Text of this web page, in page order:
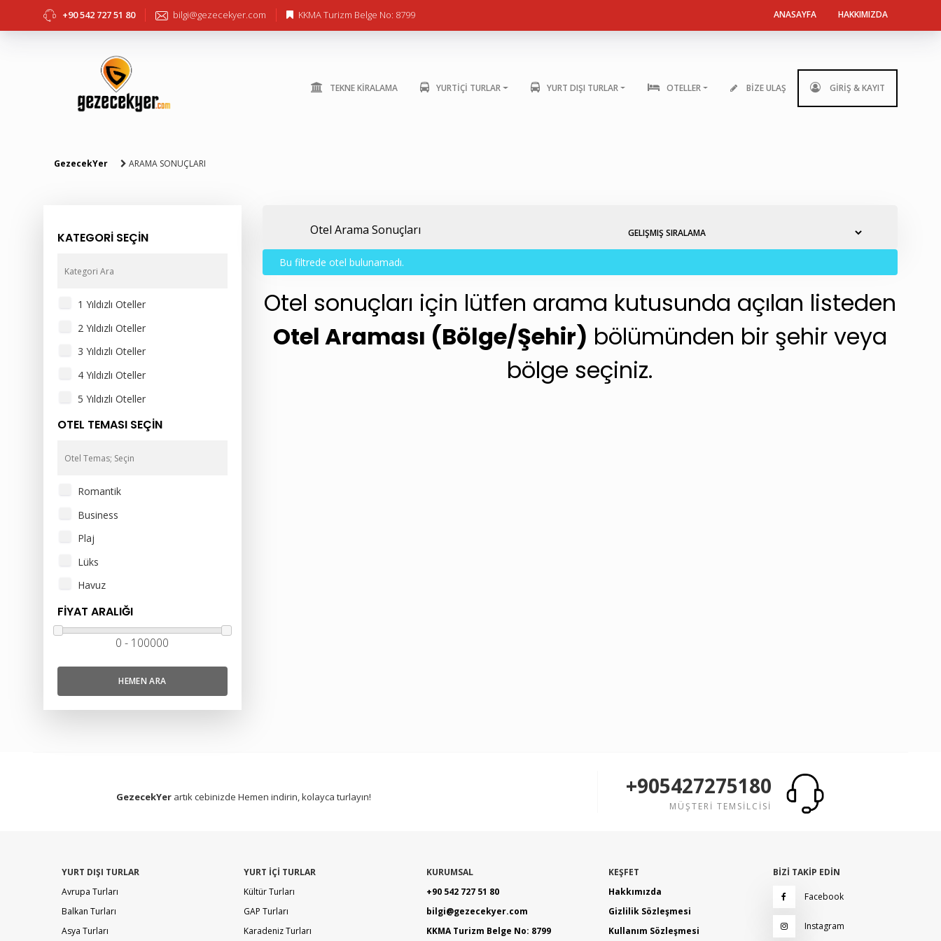
+90 542 727 51 80 bilgi@gezecekyer.com KKMA Turizm Belge No: 8799 ANASAYFA HAKKIMIZDA
TEKNE KİRALAMA YURTİÇİ TURLAR YURT DIŞI TURLAR OTELLER BİZE ULAŞ GİRİŞ & KAYIT
GezecekYer ARAMA SONUÇLARI
KATEGORİ SEÇİN
1 Yıldızlı Oteller
2 Yıldızlı Oteller
3 Yıldızlı Oteller
4 Yıldızlı Oteller
5 Yıldızlı Oteller
OTEL TEMASI SEÇİN
Romantik
Business
Plaj
Lüks
Havuz
FİYAT ARALIĞI
0 - 100000
HEMEN ARA
Otel Arama Sonuçları
Bu filtrede otel bulunamadı.
Otel sonuçları için lütfen arama kutusunda açılan listeden
Otel Araması (Bölge/Şehir) bölümünden bir şehir veya
bölge seçiniz.
GezecekYer artık cebinizde Hemen indirin, kolayca turlayın! +905427275180
MÜŞTERİ TEMSİLCİSİ
YURT DIŞI TURLAR
Avrupa Turları
Balkan Turları
Asya Turları
YURT İÇİ TURLAR
Kültür Turları
GAP Turları
Karadeniz Turları
KURUMSAL
+90 542 727 51 80
bilgi@gezecekyer.com
KKMA Turizm Belge No: 8799
KEŞFET
Hakkımızda
Gizlilik Sözleşmesi
Kullanım Sözleşmesi
BİZİ TAKİP EDİN
Facebook
Instagram